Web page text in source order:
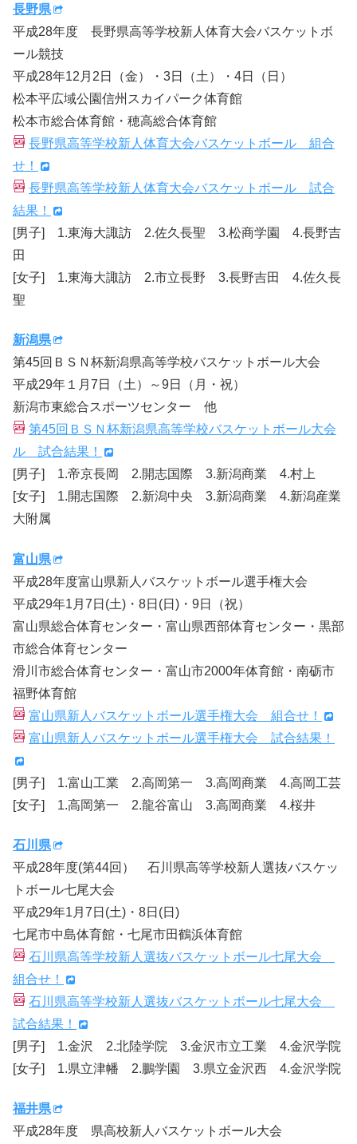
長野県
平成28年度 長野県高等学校新人体育大会バスケットボ
ール競技
平成28年12月2日（金）・3日（土）・4日（日）
松本平広域公園信州スカイパーク体育館
松本市総合体育館・穂高総合体育館
長野県高等学校新人体育大会バスケットボール 組合
せ！
長野県高等学校新人体育大会バスケットボール 試合
結果！
[男子] 1.東海大諏訪 2.佐久長聖 3.松商学園 4.長野吉
田
[女子] 1.東海大諏訪 2.市立長野 3.長野吉田 4.佐久長
聖
新潟県
第45回ＢＳＮ杯新潟県高等学校バスケットボール大会
平成29年１月7日（土）～9日（月・祝）
新潟市東総合スポーツセンター 他
第45回ＢＳＮ杯新潟県高等学校バスケットボール大会
ル 試合結果！
[男子] 1.帝京長岡 2.開志国際 3.新潟商業 4.村上
[女子] 1.開志国際 2.新潟中央 3.新潟商業 4.新潟産業
大附属
富山県
平成28年度富山県新人バスケットボール選手権大会
平成29年1月7日(土)・8日(日)・9日（祝）
富山県総合体育センター・富山県西部体育センター・黒部
市総合体育センター
滑川市総合体育センター・富山市2000年体育館・南砺市
福野体育館
富山県新人バスケットボール選手権大会 組合せ！
富山県新人バスケットボール選手権大会 試合結果！
[男子] 1.富山工業 2.高岡第一 3.高岡商業 4.高岡工芸
[女子] 1.高岡第一 2.龍谷富山 3.高岡商業 4.桜井
石川県
平成28年度(第44回） 石川県高等学校新人選抜バスケッ
トボール七尾大会
平成29年1月7日(土)・8日(日)
七尾市中島体育館・七尾市田鶴浜体育館
石川県高等学校新人選抜バスケットボール七尾大会
組合せ！
石川県高等学校新人選抜バスケットボール七尾大会
試合結果！
[男子] 1.金沢 2.北陸学院 3.金沢市立工業 4.金沢学院
[女子] 1.県立津幡 2.鵬学園 3.県立金沢西 4.金沢学院
福井県
平成28年度 県高校新人バスケットボール大会